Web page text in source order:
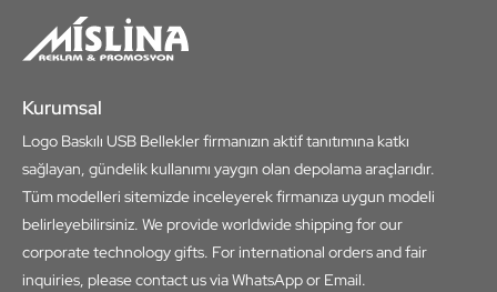
Kurumsal
Logo Baskılı USB Bellekler firmanızın aktif tanıtımına katkı
sağlayan, gündelik kullanımı yaygın olan depolama araçlarıdır.
Tüm modelleri sitemizde inceleyerek firmanıza uygun modeli
belirleyebilirsiniz. We provide worldwide shipping for our
corporate technology gifts. For international orders and fair
inquiries, please contact us via WhatsApp or Email.